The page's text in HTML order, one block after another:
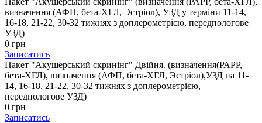
визначення (АФП, бета-ХГЛ, Эстріол), УЗД у терміни 11-14,
16-18, 21-22, 30-32 тижнях з доплерометрією, передпологове
УЗД)
0 грн
Записатись
Пакет "Акушерський скринінг" Двійня. (визначення(РАРР,
бета-ХГЛ), визначення (АФП, бета-ХГЛ, Эстріол),УЗД на 11-
14, 16-18, 21-22, 30-32 тижнях з доплерометрією,
передпологове УЗД)
0 грн
Записатись